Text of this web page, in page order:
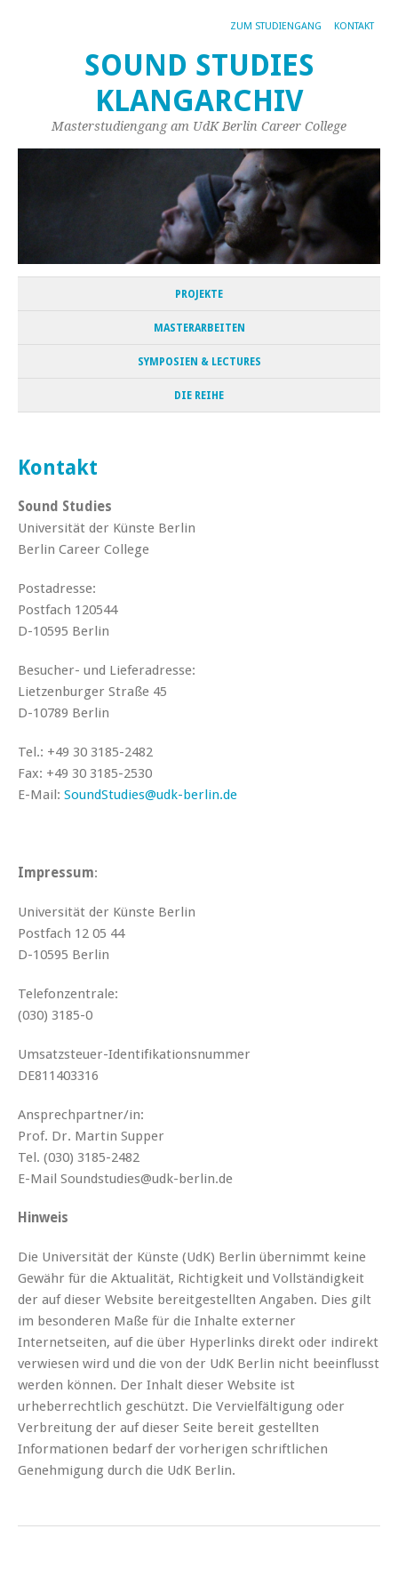
ZUM STUDIENGANG KONTAKT
SOUND STUDIES
KLANGARCHIV
Masterstudiengang am UdK Berlin Career College
PROJEKTE
MASTERARBEITEN
SYMPOSIEN & LECTURES
DIE REIHE
Kontakt
Sound Studies
Universität der Künste Berlin
Berlin Career College
Postadresse:
Postfach 120544
D-10595 Berlin
Besucher- und Lieferadresse:
Lietzenburger Straße 45
D-10789 Berlin
Tel.: +49 30 3185-2482
Fax: +49 30 3185-2530
E-Mail: SoundStudies@udk-berlin.de
Impressum:
Universität der Künste Berlin
Postfach 12 05 44
D-10595 Berlin
Telefonzentrale:
(030) 3185-0
Umsatzsteuer-Identifikationsnummer
DE811403316
Ansprechpartner/in:
Prof. Dr. Martin Supper
Tel. (030) 3185-2482
E-Mail Soundstudies@udk-berlin.de
Hinweis
Die Universität der Künste (UdK) Berlin übernimmt keine
Gewähr für die Aktualität, Richtigkeit und Vollständigkeit
der auf dieser Website bereitgestellten Angaben. Dies gilt
im besonderen Maße für die Inhalte externer
Internetseiten, auf die über Hyperlinks direkt oder indirekt
verwiesen wird und die von der UdK Berlin nicht beeinflusst
werden können. Der Inhalt dieser Website ist
urheberrechtlich geschützt. Die Vervielfältigung oder
Verbreitung der auf dieser Seite bereit gestellten
Informationen bedarf der vorherigen schriftlichen
Genehmigung durch die UdK Berlin.